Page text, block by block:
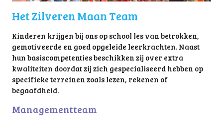
Het Zilveren Maan Team
Kinderen krijgen bij ons op school les van betrokken,
gemotiveerde en goed opgeleide leerkrachten. Naast
hun basiscompetenties beschikken zij over extra
kwaliteiten doordat zij zich gespecialiseerd hebben op
specifieke terreinen zoals lezen, rekenen of
begaafdheid.
Managementteam